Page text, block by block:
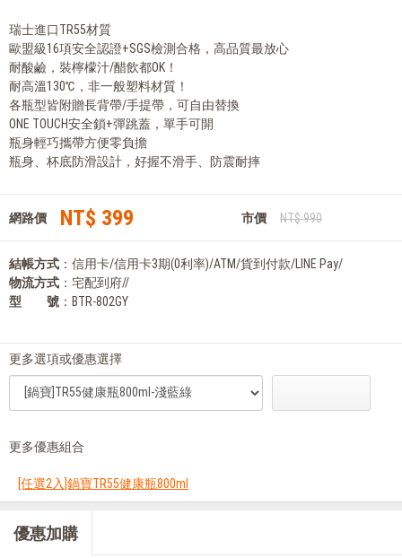
瑞士進口TR55材質
歐盟級16項安全認證+SGS檢測合格，高品質最放心
耐酸鹼，裝檸檬汁/醋飲都OK！
耐高溫130℃，非一般塑料材質！
各瓶型皆附贈長背帶/手提帶，可自由替換
ONE TOUCH安全鎖+彈跳蓋，單手可開
瓶身輕巧攜帶方便零負擔
瓶身、杯底防滑設計，好握不滑手、防震耐摔
網路價 NT$ 399 市價 NT$ 990
結帳方式 ：信用卡/信用卡3期(0利率)/ATM/貨到付款/LINE Pay/
物流方式 ：宅配到府//
型 號 ：BTR-802GY
更多選項或優惠選擇
更多優惠組合
[任選2入]鍋寶TR55健康瓶800ml
優惠加購